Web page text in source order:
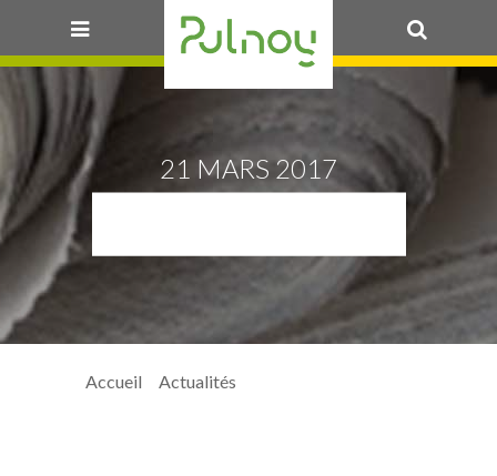
21 MARS 2017
Accueil >Actualités